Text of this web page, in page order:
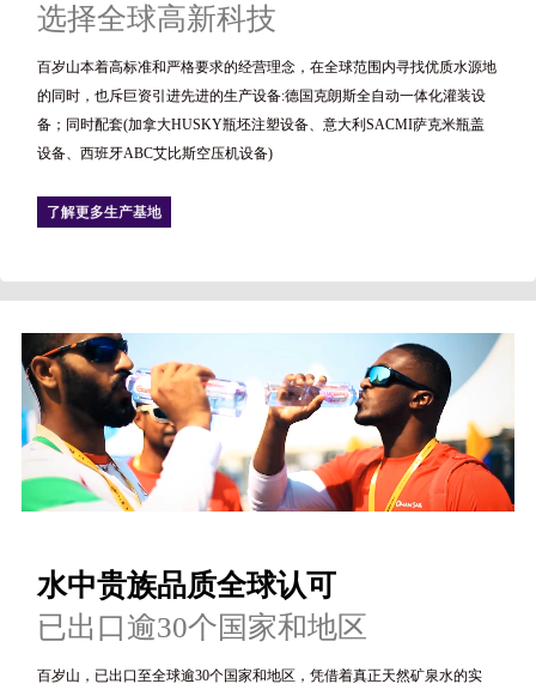
选择全球高新科技
百岁山本着高标准和严格要求的经营理念，在全球范围内寻找优质水源地
的同时，也斥巨资引进先进的生产设备:德国克朗斯全自动一体化灌装设
备；同时配套(加拿大HUSKY瓶坯注塑设备、意大利SACMI萨克米瓶盖
设备、西班牙ABC艾比斯空压机设备)
了解更多生产基地
水中贵族品质全球认可
已出口逾30个国家和地区
百岁山，已出口至全球逾30个国家和地区，凭借着真正天然矿泉水的实